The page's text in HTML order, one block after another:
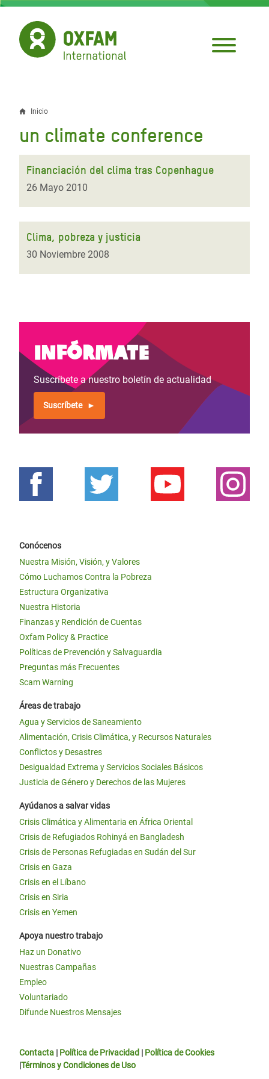
Pasar
contenido
principal
Sobrescribir
enlaces
de
ayuda
a
navegación
Inicio
un climate conference
Financiación del clima tras Copenhague
26 Mayo 2010
Clima, pobreza y justicia
30 Noviembre 2008
Infórmate
Suscríbete a nuestro boletín de actualidad
Suscríbete
Conócenos
Nuestra Misión, Visión, y Valores
Cómo Luchamos Contra la Pobreza
Estructura Organizativa
Nuestra Historia
Finanzas y Rendición de Cuentas
Oxfam Policy & Practice
Políticas de Prevención y Salvaguardia
Preguntas más Frecuentes
Scam Warning
Áreas de trabajo
Agua y Servicios de Saneamiento
Alimentación, Crisis Climática, y Recursos Naturales
Conflictos y Desastres
Desigualdad Extrema y Servicios Sociales Básicos
Justicia de Género y Derechos de las Mujeres
Ayúdanos a salvar vidas
Crisis Climática y Alimentaria en África Oriental
Crisis de Refugiados Rohinyá en Bangladesh
Crisis de Personas Refugiadas en Sudán del Sur
Crisis en Gaza
Crisis en el Líbano
Crisis en Siria
Crisis en Yemen
Apoya nuestro trabajo
Haz un Donativo
Nuestras Campañas
Empleo
Voluntariado
Difunde Nuestros Mensajes
Contacta | Política de Privacidad | Política de Cookies
|Términos y Condiciones de Uso